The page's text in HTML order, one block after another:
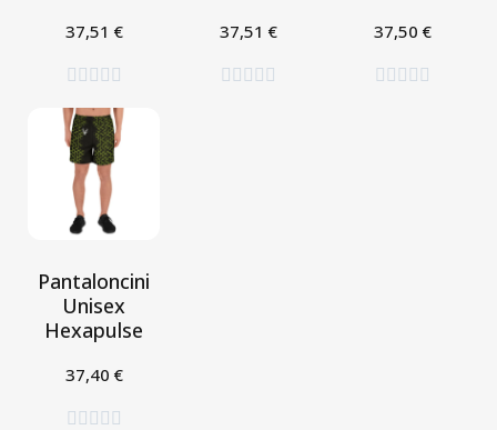
37,51 €
    
37,51 €
    
37,50 €
    
Pantaloncini
Unisex
Hexapulse
37,40 €
    